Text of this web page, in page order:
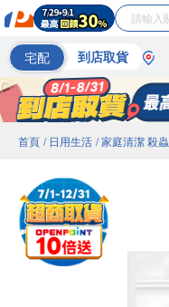
宅配 到店取貨
首頁 / 日用生活 / 家庭清潔 殺蟲